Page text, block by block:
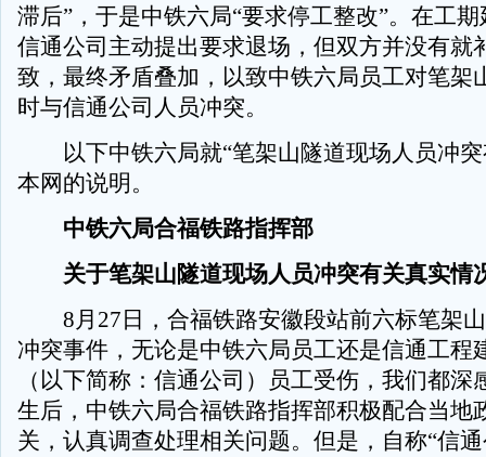
滞后”，于是中铁六局“要求停工整改”。在工
信通公司主动提出要求退场，但双方并没有就
致，最终矛盾叠加，以致中铁六局员工对笔架
时与信通公司人员冲突。
以下中铁六局就“笔架山隧道现场人员冲突
本网的说明。
中铁六局合福铁路指挥部
关于笔架山隧道现场人员冲突有关真实情
8月27日，合福铁路安徽段站前六标笔架
冲突事件，无论是中铁六局员工还是信通工程
（以下简称：信通公司）员工受伤，我们都深
生后，中铁六局合福铁路指挥部积极配合当地
关，认真调查处理相关问题。但是，自称“信